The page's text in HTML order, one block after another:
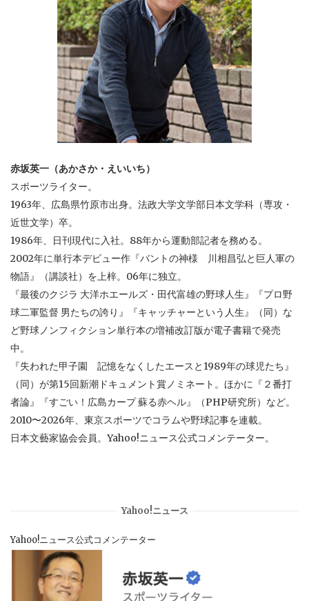
赤坂英一（あかさか・えいいち）
スポーツライター。
1963年、広島県竹原市出身。法政大学文学部日本文学科（専攻・
近世文学）卒。
1986年、日刊現代に入社。88年から運動部記者を務める。
2002年に単行本デビュー作『バントの神様 川相昌弘と巨人軍の
物語』（講談社）を上梓。06年に独立。
『最後のクジラ 大洋ホエールズ・田代富雄の野球人生』『プロ野
球二軍監督 男たちの誇り』『キャッチャーという人生』（同）な
ど野球ノンフィクション単行本の増補改訂版が電子書籍で発売
中。
『失われた甲子園 記憶をなくしたエースと1989年の球児たち』
（同）が第15回新潮ドキュメント賞ノミネート。ほかに『２番打
者論』『すごい！広島カープ 蘇る赤ヘル』（PHP研究所）など。
2010〜2026年、東京スポーツでコラムや野球記事を連載。
日本文藝家協会会員。Yahoo!ニュース公式コメンテーター。
Yahoo!ニュース
Yahoo!ニュース公式コメンテーター